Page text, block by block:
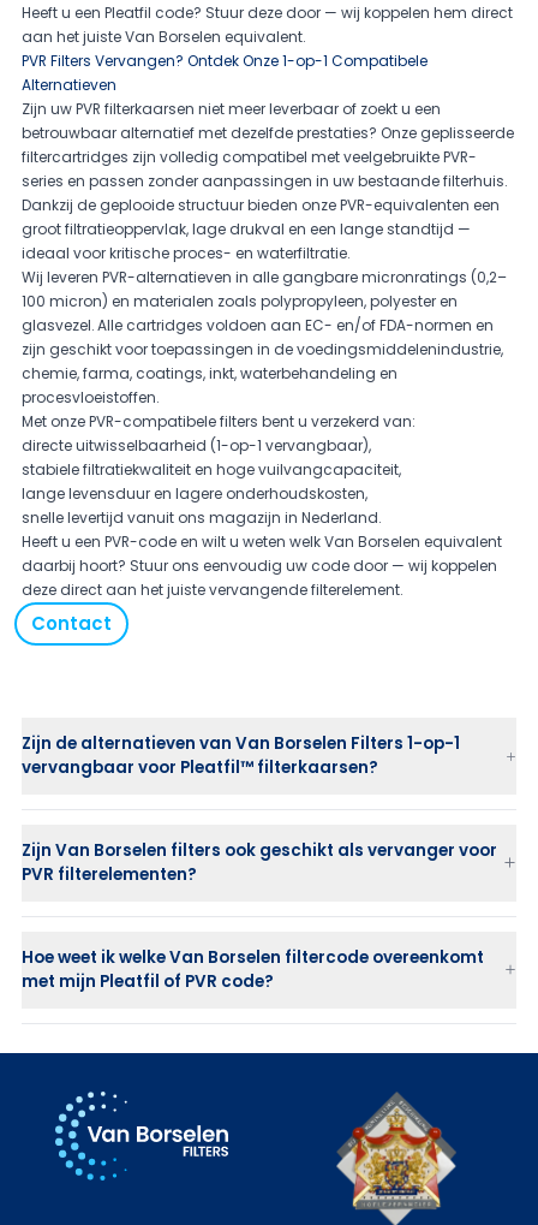
Heeft u een Pleatfil code? Stuur deze door — wij koppelen hem direct
aan het juiste Van Borselen equivalent.
PVR Filters Vervangen? Ontdek Onze 1-op-1 Compatibele
Alternatieven
Zijn uw PVR filterkaarsen niet meer leverbaar of zoekt u een
betrouwbaar alternatief met dezelfde prestaties? Onze geplisseerde
filtercartridges zijn volledig compatibel met veelgebruikte PVR-
series en passen zonder aanpassingen in uw bestaande filterhuis.
Dankzij de geplooide structuur bieden onze PVR-equivalenten een
groot filtratieoppervlak, lage drukval en een lange standtijd —
ideaal voor kritische proces- en waterfiltratie.
Wij leveren PVR-alternatieven in alle gangbare micronratings (0,2–
100 micron) en materialen zoals polypropyleen, polyester en
glasvezel. Alle cartridges voldoen aan EC- en/of FDA-normen en
zijn geschikt voor toepassingen in de voedingsmiddelenindustrie,
chemie, farma, coatings, inkt, waterbehandeling en
procesvloeistoffen.
Met onze PVR-compatibele filters bent u verzekerd van:
directe uitwisselbaarheid (1-op-1 vervangbaar),
stabiele filtratiekwaliteit en hoge vuilvangcapaciteit,
lange levensduur en lagere onderhoudskosten,
snelle levertijd vanuit ons magazijn in Nederland.
Heeft u een PVR-code en wilt u weten welk Van Borselen equivalent
daarbij hoort? Stuur ons eenvoudig uw code door — wij koppelen
deze direct aan het juiste vervangende filterelement.
Contact
Zijn de alternatieven van Van Borselen Filters 1-op-1
vervangbaar voor Pleatfil™ filterkaarsen?
Zijn Van Borselen filters ook geschikt als vervanger voor
PVR filterelementen?
Hoe weet ik welke Van Borselen filtercode overeenkomt
met mijn Pleatfil of PVR code?